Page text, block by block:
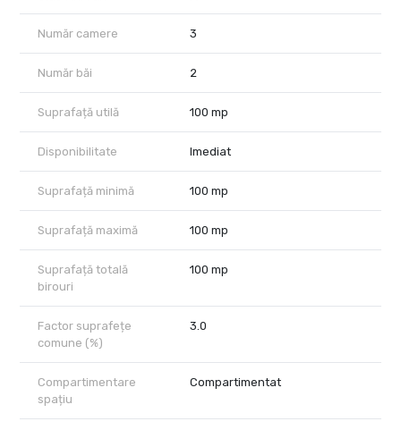
Număr camere 3
Număr băi 2
Suprafață utilă 100 mp
Disponibilitate Imediat
Suprafață minimă 100 mp
Suprafață maximă 100 mp
Suprafață totală
birouri
100 mp
Factor suprafețe
comune (%)
3.0
Compartimentare
spațiu
Compartimentat